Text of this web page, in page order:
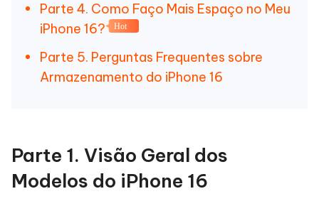
Parte 4. Como Faço Mais Espaço no Meu
iPhone 16?
Hot
Parte 5. Perguntas Frequentes sobre
Armazenamento do iPhone 16
Parte 1. Visão Geral dos
Modelos do iPhone 16